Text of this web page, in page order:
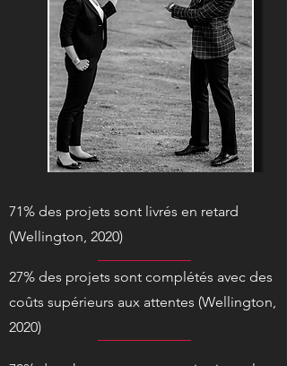
71% des projets sont livrés en retard
(Wellington, 2020)
​27% des projets sont complétés avec des
coûts supérieurs aux attentes (Wellington,
2020)